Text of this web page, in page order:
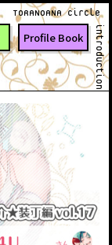
TORANOANA Circle
introduction
Profile Book